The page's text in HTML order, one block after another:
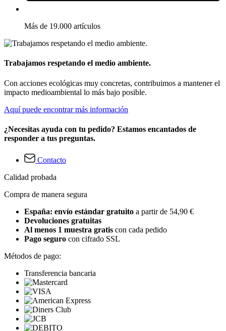
Más de 19.000 artículos
Trabajamos respetando el medio ambiente.
Con acciones ecológicas muy concretas, contribuimos a mantener el
impacto medioambiental lo más bajo posible.
Aquí puede encontrar más información
¿Necesitas ayuda con tu pedido? Estamos encantados de
responder a tus preguntas.
Contacto
Calidad probada
Compra de manera segura
España: envío estándar gratuito a partir de 54,90 €
Devoluciones gratuitas
Al menos 1 muestra gratis con cada pedido
Pago seguro con cifrado SSL
Métodos de pago:
Transferencia bancaria